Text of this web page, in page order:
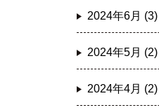
2024年6月 (3)
2024年5月 (2)
2024年4月 (2)